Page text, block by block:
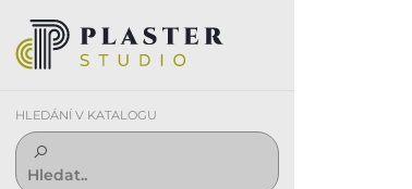
HLEDÁNÍ V KATALOGU